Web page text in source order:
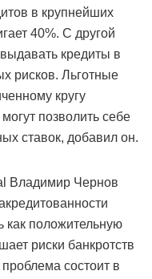
в крупнейших
40%. С другой
кредиты в
рисков. Льготные
кругу
позволить себе
ставок, добавил он.
Владимир Чернов
как положительную
риски банкротств
состоит в